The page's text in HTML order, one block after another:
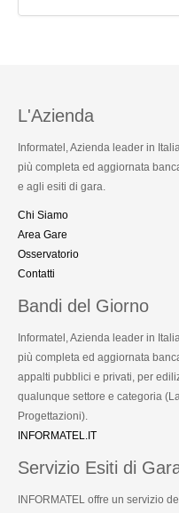
L'Azienda
Informatel, Azienda leader in
più completa ed aggiornata
e agli esiti di gara.
Chi Siamo
Area Gare
Osservatorio
Contatti
Bandi del Giorno
Informatel, Azienda leader in
più completa ed aggiornata
appalti pubblici e privati, per
qualunque settore e categoria
Progettazioni).
INFORMATEL.IT
Servizio Esiti di
INFORMATEL offre un servizio